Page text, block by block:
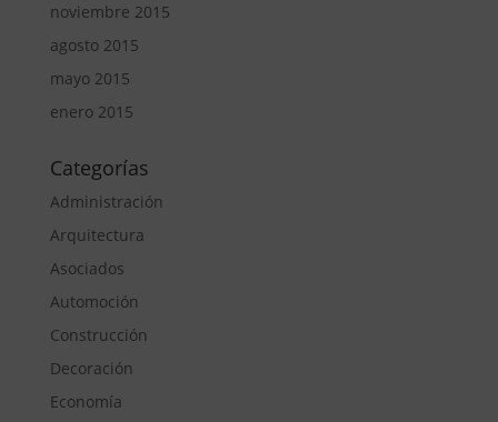
noviembre 2015
agosto 2015
mayo 2015
enero 2015
Categorías
Administración
Arquitectura
Asociados
Automoción
Construcción
Decoración
Economía